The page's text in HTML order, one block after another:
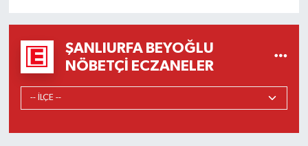
ŞANLIURFA BEYOĞLU
NÖBETÇI ECZANELER